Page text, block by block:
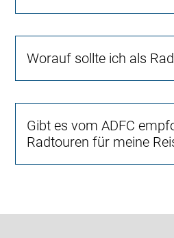
Worauf sollte ich als
Gibt es vom ADFC
Radtouren für meine